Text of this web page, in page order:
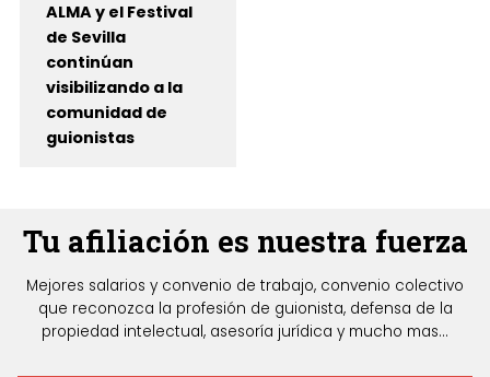
ALMA y el Festival
de Sevilla
continúan
visibilizando a la
comunidad de
guionistas
Tu afiliación es nuestra fuerza
Mejores salarios y convenio de trabajo, convenio colectivo
que reconozca la profesión de guionista, defensa de la
propiedad intelectual, asesoría jurídica y mucho mas...